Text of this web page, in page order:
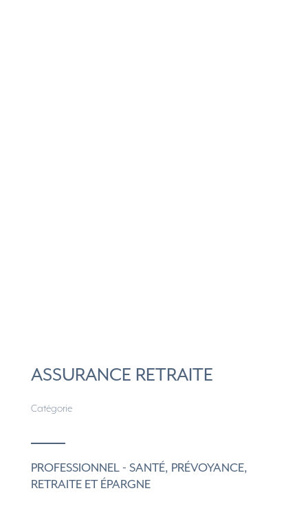
ASSURANCE RETRAITE
Catégorie
PROFESSIONNEL - SANTÉ, PRÉVOYANCE,
RETRAITE ET ÉPARGNE